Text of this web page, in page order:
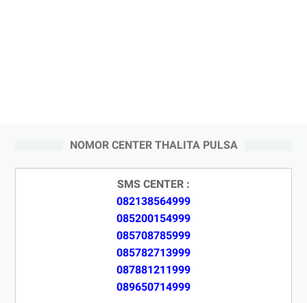
NOMOR CENTER THALITA PULSA
SMS CENTER :
082138564999
085200154999
085708785999
085782713999
087881211999
089650714999